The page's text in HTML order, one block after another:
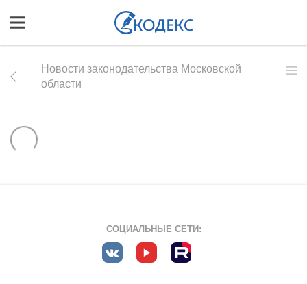
Новости законодательства Московской
области
СОЦИАЛЬНЫЕ СЕТИ: